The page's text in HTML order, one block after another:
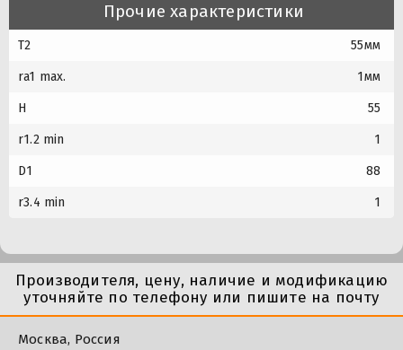
Прочие характеристики
T2 55мм
ra1 max. 1мм
H 55
r1.2 min 1
D1 88
r3.4 min 1
Производителя, цену, наличие и модификацию
уточняйте по телефону или пишите на почту
Москва, Россия